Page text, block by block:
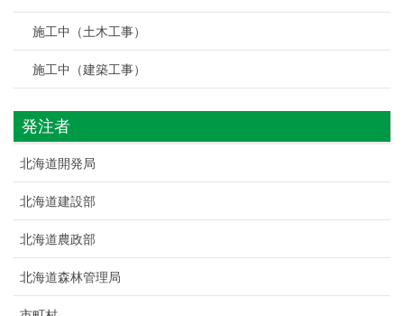
施工中（土木工事）
施工中（建築工事）
発注者
北海道開発局
北海道建設部
北海道農政部
北海道森林管理局